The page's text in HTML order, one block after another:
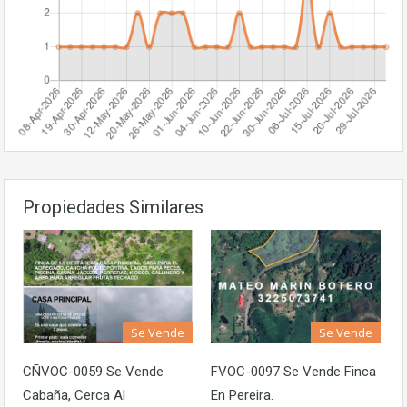
Propiedades Similares
Se Vende
CÑVOC-0059 Se Vende
Cabaña, Cerca Al
Se Vende
FVOC-0097 Se Vende Finca
En Pereira.